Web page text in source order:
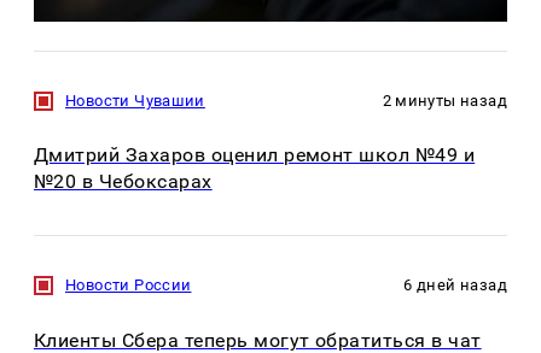
Новости Чувашии 2 минуты назад
Дмитрий Захаров оценил ремонт школ №49 и
№20 в Чебоксарах
Новости России 6 дней назад
Клиенты Сбера теперь могут обратиться в чат